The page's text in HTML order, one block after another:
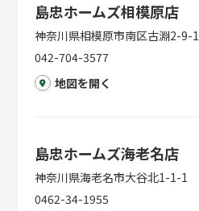
島忠ホームズ相模原店
神奈川県相模原市南区古淵2-9-1
042-704-3577
地図を開く
島忠ホームズ海老名店
神奈川県海老名市大谷北1-1-1
0462-34-1955